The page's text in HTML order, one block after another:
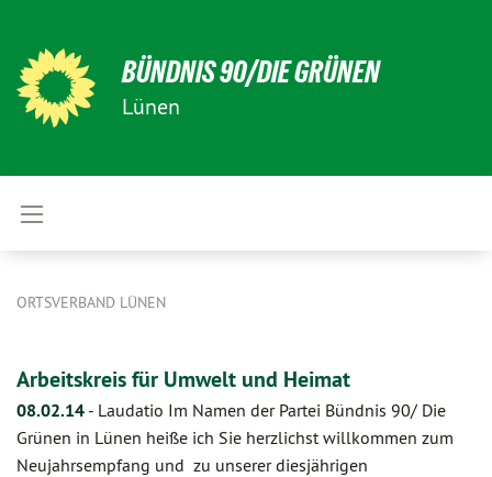
BÜNDNIS 90/DIE GRÜNEN
Lünen
ORTSVERBAND LÜNEN
Arbeitskreis für Umwelt und Heimat
08.02.14 - Laudatio Im Namen der Partei Bündnis 90/ Die
Grünen in Lünen heiße ich Sie herzlichst willkommen zum
Neujahrsempfang und zu unserer diesjährigen